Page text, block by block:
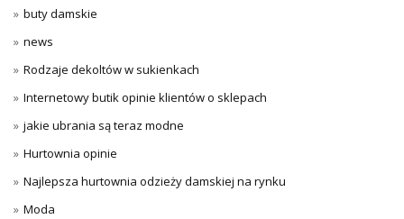
buty damskie
news
Rodzaje dekoltów w sukienkach
Internetowy butik opinie klientów o sklepach
jakie ubrania są teraz modne
Hurtownia opinie
Najlepsza hurtownia odzieży damskiej na rynku
Moda